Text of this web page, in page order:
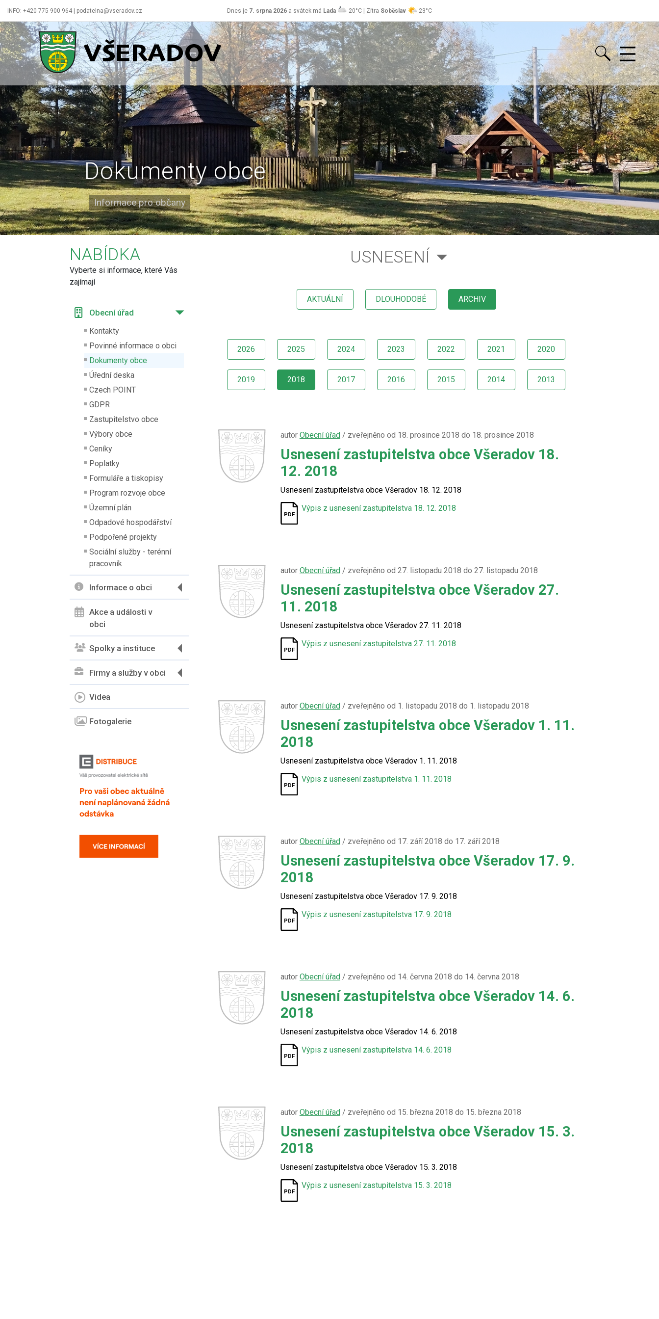
INFO: +420 775 900 964 | podatelna@vseradov.cz Dnes je 7. srpna 2026 a svátek má Lada 20°C | Zítra Soběslav 23°C
Všeradov
Dokumenty obce
Informace pro občany
NABÍDKA
Vyberte si informace, které Vás
zajímají
Obecní úřad
Kontakty
Povinné informace o obci
Dokumenty obce
Úřední deska
Czech POINT
GDPR
Zastupitelstvo obce
Výbory obce
Ceníky
Poplatky
Formuláře a tiskopisy
Program rozvoje obce
Územní plán
Odpadové hospodářství
Podpořené projekty
Sociální služby - terénní
pracovník
Informace o obci
Akce a události v
obci
Spolky a instituce
Firmy a služby v obci
Videa
Fotogalerie
USNESENÍ
AKTUÁLNÍ DLOUHODOBÉ ARCHIV
2026 2025 2024 2023 2022 2021 2020
2019 2018 2017 2016 2015 2014 2013
autor Obecní úřad/ zveřejněno od 18. prosince 2018 do 18. prosince 2018
Usnesení zastupitelstva obce Všeradov 18.
12. 2018
Usnesení zastupitelstva obce Všeradov 18. 12. 2018
Výpis z usnesení zastupitelstva 18. 12. 2018
autor Obecní úřad/ zveřejněno od 27. listopadu 2018 do 27. listopadu 2018
Usnesení zastupitelstva obce Všeradov 27.
11. 2018
Usnesení zastupitelstva obce Všeradov 27. 11. 2018
Výpis z usnesení zastupitelstva 27. 11. 2018
autor Obecní úřad/ zveřejněno od 1. listopadu 2018 do 1. listopadu 2018
Usnesení zastupitelstva obce Všeradov 1. 11.
2018
Usnesení zastupitelstva obce Všeradov 1. 11. 2018
Výpis z usnesení zastupitelstva 1. 11. 2018
autor Obecní úřad/ zveřejněno od 17. září 2018 do 17. září 2018
Usnesení zastupitelstva obce Všeradov 17. 9.
2018
Usnesení zastupitelstva obce Všeradov 17. 9. 2018
Výpis z usnesení zastupitelstva 17. 9. 2018
autor Obecní úřad/ zveřejněno od 14. června 2018 do 14. června 2018
Usnesení zastupitelstva obce Všeradov 14. 6.
2018
Usnesení zastupitelstva obce Všeradov 14. 6. 2018
Výpis z usnesení zastupitelstva 14. 6. 2018
autor Obecní úřad/ zveřejněno od 15. března 2018 do 15. března 2018
Usnesení zastupitelstva obce Všeradov 15. 3.
2018
Usnesení zastupitelstva obce Všeradov 15. 3. 2018
Výpis z usnesení zastupitelstva 15. 3. 2018